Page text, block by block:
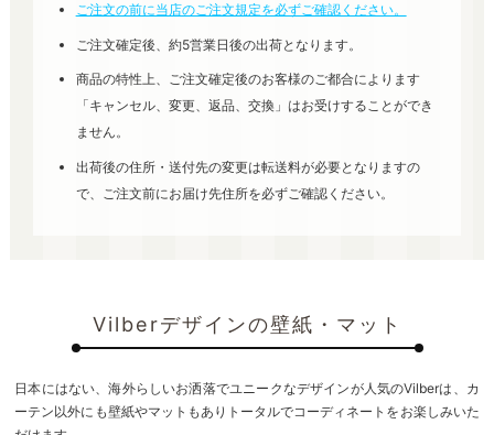
ご注文の前に当店のご注文規定を必ずご確認ください。
ご注文確定後、約5営業日後の出荷となります。
商品の特性上、ご注文確定後のお客様のご都合によります
「キャンセル、変更、返品、交換」はお受けすることができ
ません。
出荷後の住所・送付先の変更は転送料が必要となりますの
で、ご注文前にお届け先住所を必ずご確認ください。
Vilberデザインの壁紙・マット
日本にはない、海外らしいお洒落でユニークなデザインが人気のVilberは、カ
ーテン以外にも壁紙やマットもありトータルでコーディネートをお楽しみいた